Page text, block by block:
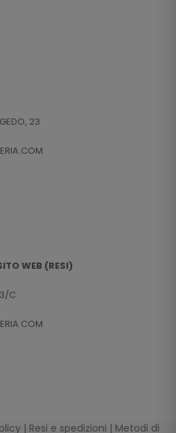
23
WEB (RESI)
C
| Resi e spedizioni | Metodi di